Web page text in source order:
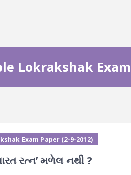
Lokrakshak
Exam Paper (2-9-2012)
રત્ન’ મળેલ નથી ?